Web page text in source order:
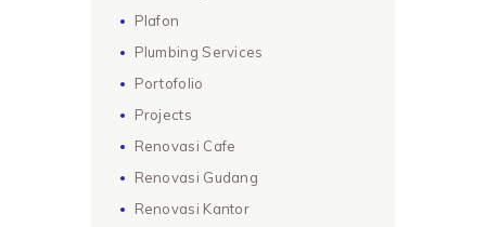
Plafon
Plumbing Services
Portofolio
Projects
Renovasi Cafe
Renovasi Gudang
Renovasi Kantor